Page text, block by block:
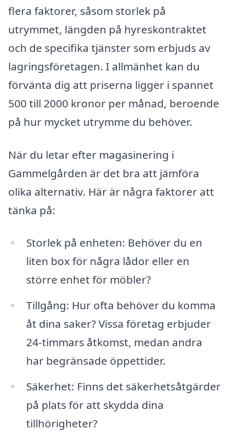
flera faktorer, såsom storlek på
utrymmet, längden på hyreskontraktet
och de specifika tjänster som erbjuds av
lagringsföretagen. I allmänhet kan du
förvänta dig att priserna ligger i spannet
500 till 2000 kronor per månad, beroende
på hur mycket utrymme du behöver.
När du letar efter magasinering i
Gammelgården är det bra att jämföra
olika alternativ. Här är några faktorer att
tänka på:
Storlek på enheten: Behöver du en
liten box för några lådor eller en
större enhet för möbler?
Tillgång: Hur ofta behöver du komma
åt dina saker? Vissa företag erbjuder
24-timmars åtkomst, medan andra
har begränsade öppettider.
Säkerhet: Finns det säkerhetsåtgärder
på plats för att skydda dina
tillhörigheter?